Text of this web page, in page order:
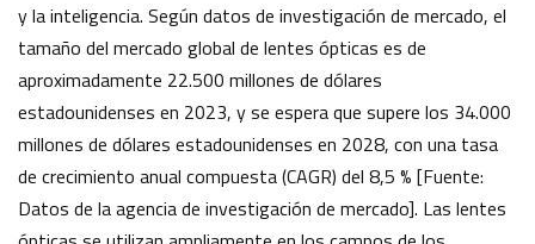
y la inteligencia. Según datos de investigación de mercado, el
tamaño del mercado global de lentes ópticas es de
aproximadamente 22.500 millones de dólares
estadounidenses en 2023, y se espera que supere los 34.000
millones de dólares estadounidenses en 2028, con una tasa
de crecimiento anual compuesta (CAGR) del 8,5 % [Fuente:
Datos de la agencia de investigación de mercado]. Las lentes